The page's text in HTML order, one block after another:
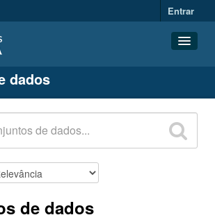
Entrar
dados
de dados